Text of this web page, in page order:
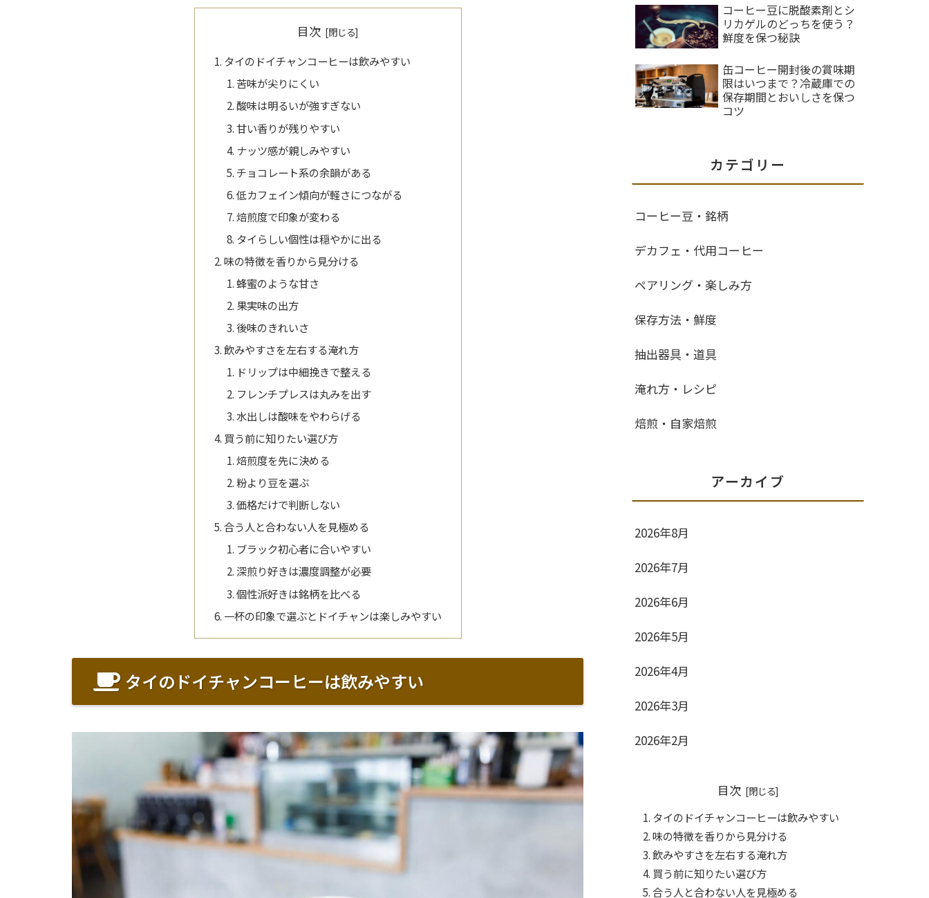
目次
タイのドイチャンコーヒーは飲みやすい
苦味が尖りにくい
酸味は明るいが強すぎない
甘い香りが残りやすい
ナッツ感が親しみやすい
チョコレート系の余韻がある
低カフェイン傾向が軽さにつながる
焙煎度で印象が変わる
タイらしい個性は穏やかに出る
味の特徴を香りから見分ける
蜂蜜のような甘さ
果実味の出方
後味のきれいさ
飲みやすさを左右する淹れ方
ドリップは中細挽きで整える
フレンチプレスは丸みを出す
水出しは酸味をやわらげる
買う前に知りたい選び方
焙煎度を先に決める
粉より豆を選ぶ
価格だけで判断しない
合う人と合わない人を見極める
ブラック初心者に合いやすい
深煎り好きは濃度調整が必要
個性派好きは銘柄を比べる
一杯の印象で選ぶとドイチャンは楽しみやすい
タイのドイチャンコーヒーは飲みやすい
コーヒー豆に脱酸素剤とシ
リカゲルのどっちを使う？
鮮度を保つ秘訣
缶コーヒー開封後の賞味期
限はいつまで？冷蔵庫での
保存期間とおいしさを保つ
コツ
カテゴリー
コーヒー豆・銘柄
デカフェ・代用コーヒー
ペアリング・楽しみ方
保存方法・鮮度
抽出器具・道具
淹れ方・レシピ
焙煎・自家焙煎
アーカイブ
2026年8月
2026年7月
2026年6月
2026年5月
2026年4月
2026年3月
2026年2月
目次
タイのドイチャンコーヒーは飲みやすい
味の特徴を香りから見分ける
飲みやすさを左右する淹れ方
買う前に知りたい選び方
合う人と合わない人を見極める